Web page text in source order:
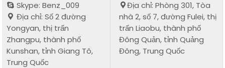
Skype: Benz_009
Địa chỉ: Số 2 đường
Yongyan, thị trấn
Zhangpu, thành phố
Kunshan, tỉnh Giang Tô,
Trung Quốc
Địa chỉ: Phòng 301, Tòa
nhà 2, số 7, đường Fulei, thị
trấn Liaobu, thành phố
Đông Quản, tỉnh Quảng
Đông, Trung Quốc